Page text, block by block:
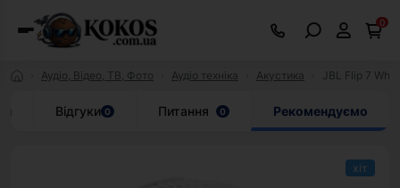
0
Аудіо, Відео, ТВ, Фото Аудіо техніка Акустика JBL Flip 7
Відгуки 0 Питання 0 Рекомендуємо
хіт